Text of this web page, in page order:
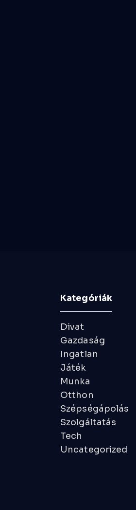
Kategóriák
Divat
Gazdaság
Ingatlan
Játék
Munka
Otthon
Szépségápolás
Szolgáltatás
Tech
Uncategorized